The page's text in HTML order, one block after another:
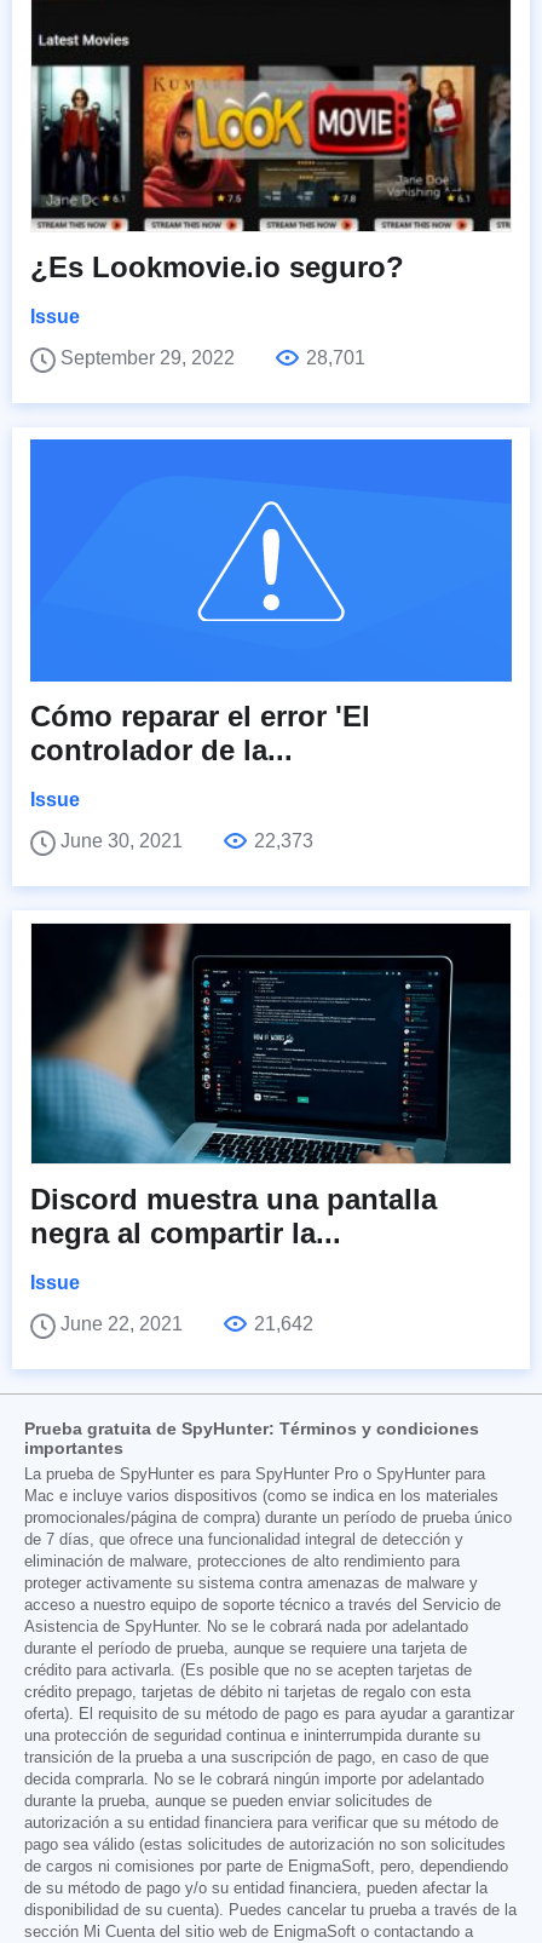
¿Es Lookmovie.io seguro?
Issue
September 29, 2022
28,701
Cómo reparar el error 'El
controlador de la...
Issue
June 30, 2021
22,373
Discord muestra una pantalla
negra al compartir la...
Issue
June 22, 2021
21,642
Prueba gratuita de SpyHunter: Términos y condiciones
importantes
La prueba de SpyHunter es para SpyHunter Pro o SpyHunter para
Mac e incluye varios dispositivos (como se indica en los materiales
promocionales/página de compra) durante un período de prueba único
de 7 días, que ofrece una funcionalidad integral de detección y
eliminación de malware, protecciones de alto rendimiento para
proteger activamente su sistema contra amenazas de malware y
acceso a nuestro equipo de soporte técnico a través del Servicio de
Asistencia de SpyHunter. No se le cobrará nada por adelantado
durante el período de prueba, aunque se requiere una tarjeta de
crédito para activarla. (Es posible que no se acepten tarjetas de
crédito prepago, tarjetas de débito ni tarjetas de regalo con esta
oferta). El requisito de su método de pago es para ayudar a garantizar
una protección de seguridad continua e ininterrumpida durante su
transición de la prueba a una suscripción de pago, en caso de que
decida comprarla. No se le cobrará ningún importe por adelantado
durante la prueba, aunque se pueden enviar solicitudes de
autorización a su entidad financiera para verificar que su método de
pago sea válido (estas solicitudes de autorización no son solicitudes
de cargos ni comisiones por parte de EnigmaSoft, pero, dependiendo
de su método de pago y/o su entidad financiera, pueden afectar la
disponibilidad de su cuenta). Puedes cancelar tu prueba a través de la
sección Mi Cuenta del sitio web de EnigmaSoft o contactando a